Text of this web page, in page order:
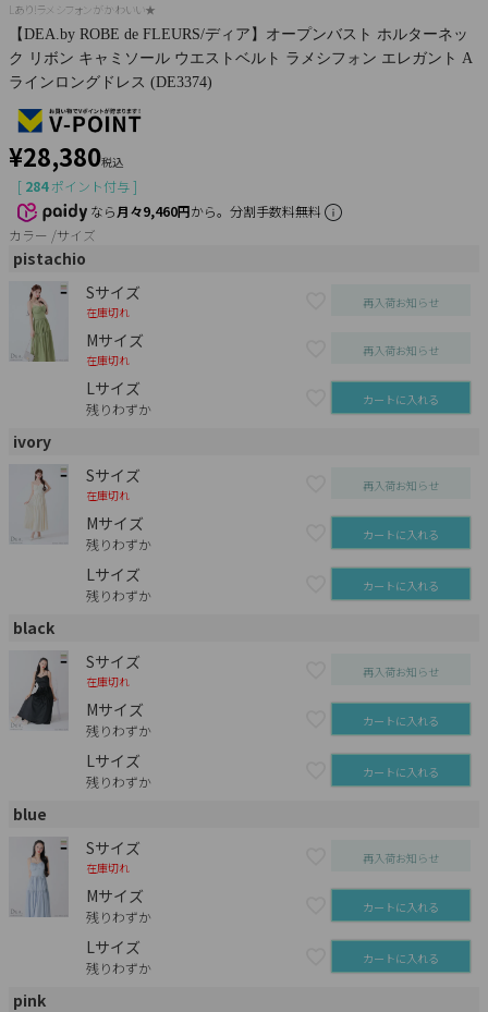
Lあり!ラメシフォンがかわいい★
【DEA.by ROBE de FLEURS/ディア】オープンバスト ホルターネッ
ク リボン キャミソール ウエストベルト ラメシフォン エレガント A
ラインロングドレス (DE3374)
¥28,380税込
[ 284 ポイント付与 ]
なら月々9,460円から。分割手数料無料
カラー サイズ
pistachio
Sサイズ
在庫切れ
再入荷お知らせ
Mサイズ
在庫切れ
再入荷お知らせ
Lサイズ
残りわずか カートに入れる
ivory
Sサイズ
在庫切れ
再入荷お知らせ
Mサイズ
残りわずか カートに入れる
Lサイズ
残りわずか カートに入れる
black
Sサイズ
在庫切れ
再入荷お知らせ
Mサイズ
残りわずか カートに入れる
Lサイズ
残りわずか カートに入れる
blue
Sサイズ
在庫切れ
再入荷お知らせ
Mサイズ
残りわずか カートに入れる
Lサイズ
残りわずか カートに入れる
pink